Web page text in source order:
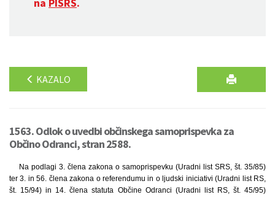
KAZALO
1563. Odlok o uvedbi občinskega samoprispevka za
Občino Odranci, stran 2588.
Na podlagi 3. člena zakona o samoprispevku (Uradni list SRS, št. 35/85)
ter 3. in 56. člena zakona o referendumu in o ljudski iniciativi (Uradni list RS,
št. 15/94) in 14. člena statuta Občine Odranci (Uradni list RS, št. 45/95)